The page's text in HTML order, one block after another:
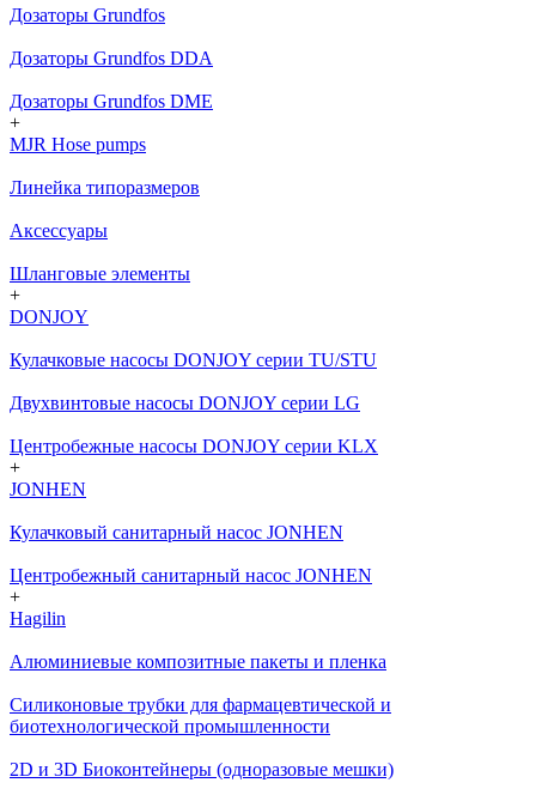
Дозаторы Grundfos
Дозаторы Grundfos DDA
Дозаторы Grundfos DME
+
MJR Hose pumps
Линейка типоразмеров
Аксессуары
Шланговые элементы
+
DONJOY
Кулачковые насосы DONJOY серии TU/STU
Двухвинтовые насосы DONJOY серии LG
Центробежные насосы DONJOY серии KLX
+
JONHEN
Кулачковый санитарный насос JONHEN
Центробежный санитарный насос JONHEN
+
Hagilin
Алюминиевые композитные пакеты и пленка
Силиконовые трубки для фармацевтической и
биотехнологической промышленности
2D и 3D Биоконтейнеры (одноразовые мешки)